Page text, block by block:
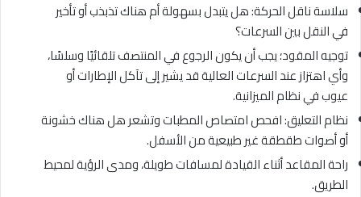
سلاسة ناقل الحركة: هل يتبدل بسهولة أم هناك تذبذب أو تأخير
في النقل بين السرعات؟
توجيه المقود؛ يجب أن يكون الرجوع في المنتصف تلقائيًا وسلسًا،
وأي اهتزاز عند السرعات العالية قد يشير إلى تآكل الإطارات أو
عيوب في نظام الميزانية.
نظام التعليق: افحص امتصاص المطبات وتشعر هل هناك خشونة
أو أصوات طقطقة غير طبيعية من الأسفل.
راحة المقاعد أثناء القيادة لمسافات طويلة، ومدى الرؤية لمحيط
الطريق.